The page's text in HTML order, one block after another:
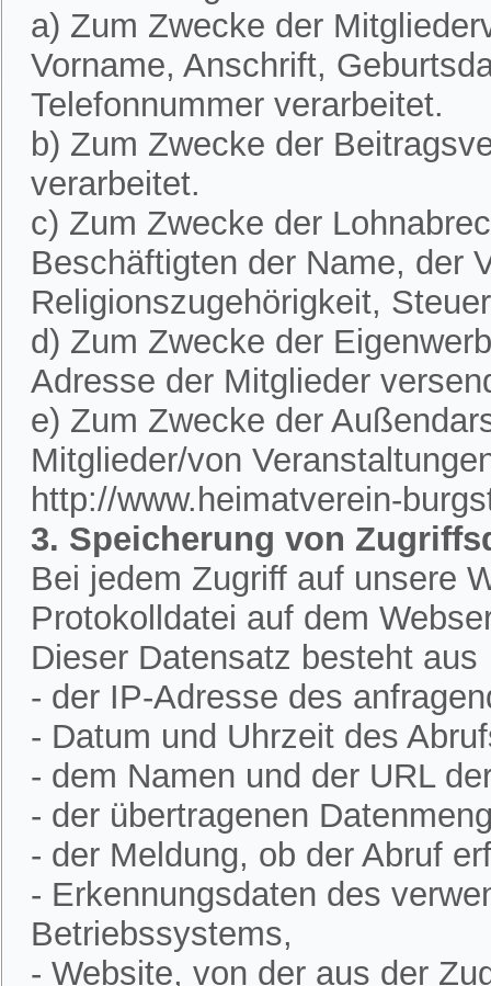
a) Zum Zwecke der
Vorname, Anschrift,
Telefonnummer verarbeitet.
b) Zum Zwecke der
verarbeitet.
c) Zum Zwecke der
Beschäftigten der Name, der
Religionszugehörigkeit,
d) Zum Zwecke der
Adresse der Mitglieder
e) Zum Zwecke der
Mitglieder/von
http://www.heimatverein-
3. Speicherung von
Bei jedem Zugriff auf unsere
Protokolldatei auf dem
Dieser Datensatz besteht aus
- der IP-Adresse des
- Datum und Uhrzeit des
- dem Namen und der URL
- der übertragenen
- der Meldung, ob der Abruf
- Erkennungsdaten des
Betriebssystems,
- Website, von der aus der